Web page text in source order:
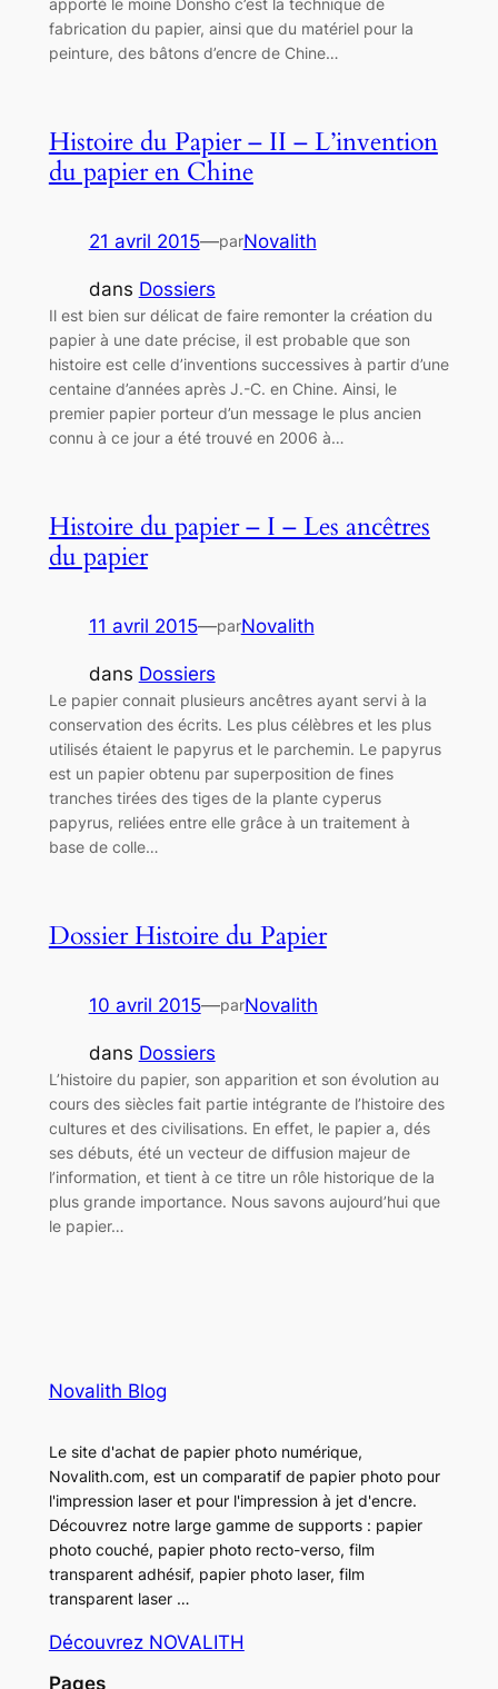
apporté le moine Donsho c’est la technique de
fabrication du papier, ainsi que du matériel pour la
peinture, des bâtons d’encre de Chine…
Histoire du Papier – II – L’invention
du papier en Chine
21 avril 2015—parNovalith
dans Dossiers
Il est bien sur délicat de faire remonter la création du
papier à une date précise, il est probable que son
histoire est celle d’inventions successives à partir d’une
centaine d’années après J.-C. en Chine. Ainsi, le
premier papier porteur d’un message le plus ancien
connu à ce jour a été trouvé en 2006 à…
Histoire du papier – I – Les ancêtres
du papier
11 avril 2015—parNovalith
dans Dossiers
Le papier connait plusieurs ancêtres ayant servi à la
conservation des écrits. Les plus célèbres et les plus
utilisés étaient le papyrus et le parchemin. Le papyrus
est un papier obtenu par superposition de fines
tranches tirées des tiges de la plante cyperus
papyrus, reliées entre elle grâce à un traitement à
base de colle…
Dossier Histoire du Papier
10 avril 2015—parNovalith
dans Dossiers
L’histoire du papier, son apparition et son évolution au
cours des siècles fait partie intégrante de l’histoire des
cultures et des civilisations. En effet, le papier a, dés
ses débuts, été un vecteur de diffusion majeur de
l’information, et tient à ce titre un rôle historique de la
plus grande importance. Nous savons aujourd’hui que
le papier…
Novalith Blog
Le site d'achat de papier photo numérique,
Novalith.com, est un comparatif de papier photo pour
l'impression laser et pour l'impression à jet d'encre.
Découvrez notre large gamme de supports : papier
photo couché, papier photo recto-verso, film
transparent adhésif, papier photo laser, film
transparent laser …
Découvrez NOVALITH
Pages